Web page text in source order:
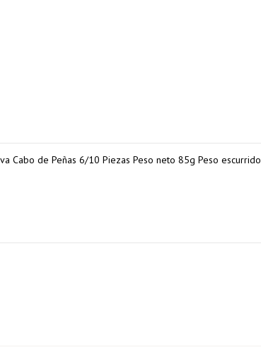
Cabo de Peñas 6/10 Piezas Peso neto 85g Peso escurrido